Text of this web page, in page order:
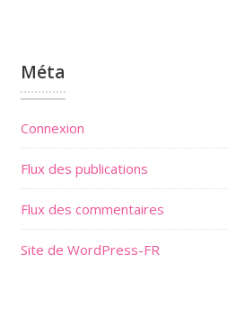
Méta
Connexion
Flux des publications
Flux des commentaires
Site de WordPress-FR